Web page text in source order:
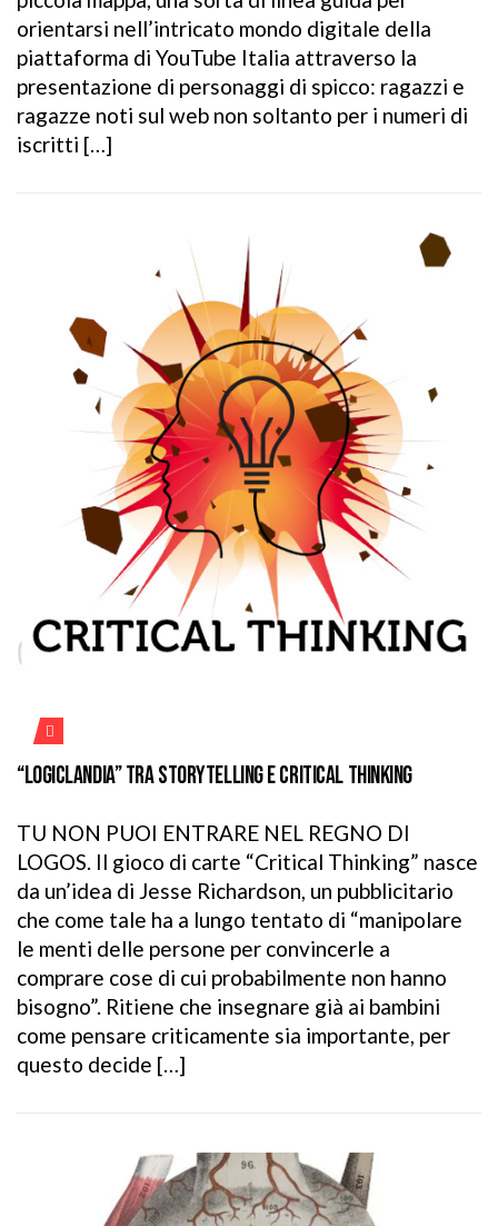
orientarsi nell’intricato mondo digitale della
piattaforma di YouTube Italia attraverso la
presentazione di personaggi di spicco: ragazzi e
ragazze noti sul web non soltanto per i numeri di
iscritti […]
“LOGICLANDIA” TRA STORYTELLING E CRITICAL THINKING
TU NON PUOI ENTRARE NEL REGNO DI
LOGOS. Il gioco di carte “Critical Thinking” nasce
da un’idea di Jesse Richardson, un pubblicitario
che come tale ha a lungo tentato di “manipolare
le menti delle persone per convincerle a
comprare cose di cui probabilmente non hanno
bisogno”. Ritiene che insegnare già ai bambini
come pensare criticamente sia importante, per
questo decide […]